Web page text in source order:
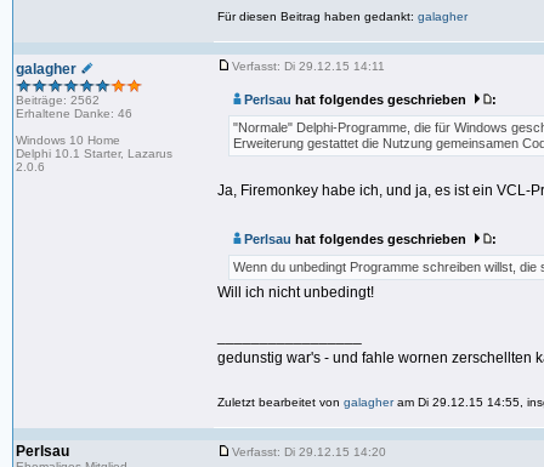
Für diesen Beitrag haben gedankt: galagher
galagher
Beiträge: 2562
Erhaltene Danke: 46
Windows 10 Home
Delphi 10.1 Starter, Lazarus
2.0.6
Verfasst: Di 29.12.15 14:11
Perlsau hat folgendes geschrieben
:
"Normale" Delphi-Programme, die für Windows
Erweiterung gestattet die Nutzung gemeinsamen
Ja, Firemonkey habe ich, und ja, es ist ein VCL-
Perlsau hat folgendes geschrieben
:
Wenn du unbedingt Programme schreiben willst,
Will ich nicht unbedingt!
gedunstig war's - und fahle wornen zerschellten
Zuletzt bearbeitet von galagheram Di 29.12.15 14:55,
Perlsau Verfasst: Di 29.12.15 14:20